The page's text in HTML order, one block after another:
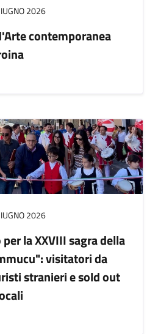
2026
contemporanea
2026
la XXVIII sagra della
visitatori da
stranieri e sold out